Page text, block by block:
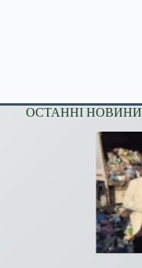
ОСТАННІ НОВИНИ